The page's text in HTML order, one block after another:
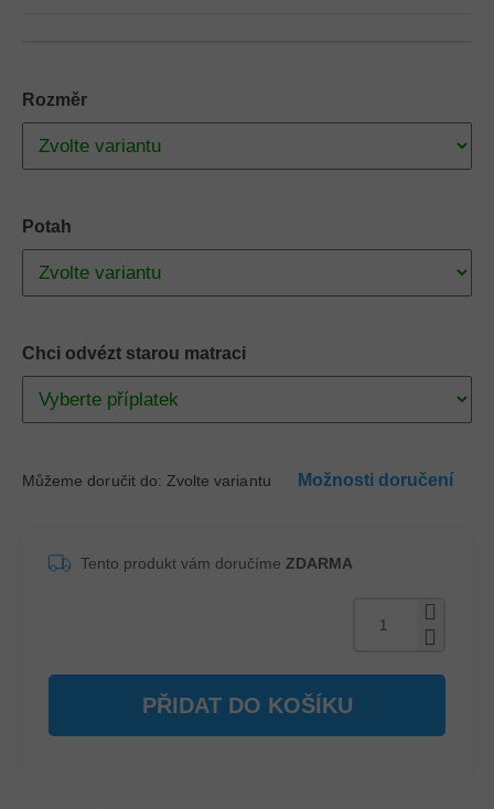
Rozměr
Potah
Chci odvézt starou matraci
Můžeme doručit do: Zvolte variantu Možnosti doručení
PŘIDAT DO KOŠÍKU
Tento produkt vám doručíme ZDARMA